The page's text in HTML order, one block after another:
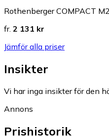
Rothenberger COMPACT
fr. 2 131 kr
Jämför alla priser
Insikter
Vi har inga insikter för den
Annons
Prishistorik